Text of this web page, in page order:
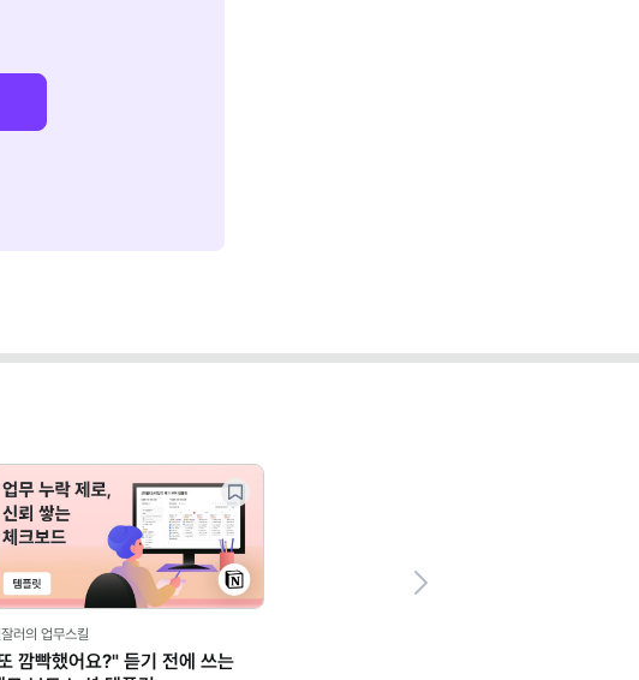
러의 업무스킬
깜빡했어요?" 듣기 전에 쓰는